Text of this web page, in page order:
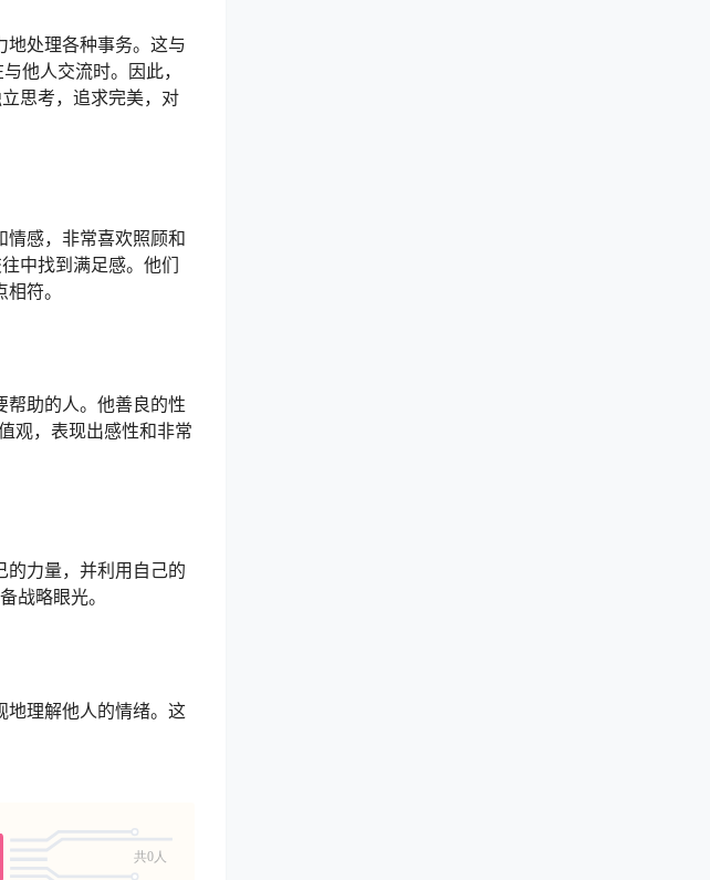
地处理各种事务。这与
他人交流时。因此，
思考，追求完美，对
情感，非常喜欢照顾和
中找到满足感。他们
符。
帮助的人。他善良的性
观，表现出感性和非常
的力量，并利用自己的
战略眼光。
地理解他人的情绪。这
共0人